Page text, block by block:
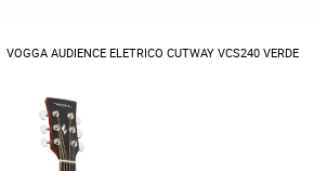
VOGGA AUDIENCE ELETRICO CUTWAY VCS240 VERDE